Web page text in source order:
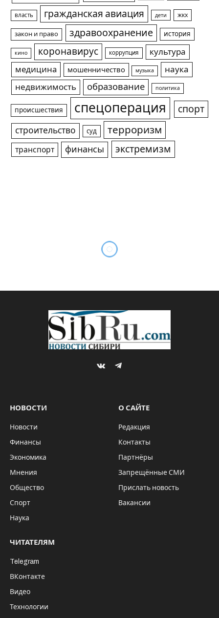
власть гражданская авиация дети жкх
закон и право здравоохранение история
кино коронавирус коррупция
культура
медицина
мошенничество музыка
наука
недвижимость
образование политика
происшествия спецоперация спорт
строительство суд терроризм
транспорт финансы экстремизм
иностранцев изъяли более 7
кг наркотиков
Михаил ШТЕРН 10.02.2024 НОВОСТИ
Комментариев нет 1 Min Read
В Новосибирске завершили расследование
уголовного дела о покушении на сбыт
покушение на сбыт наркотиков
производилось организованной группой
при помощи сети Интернет в крупных и
особо крупных размерах.